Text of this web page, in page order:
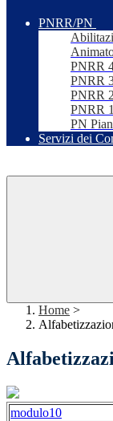
PNRR/PN
PNRR
PNRR
PNRR
PNRR
PN
Servizi dei
Home >
modulo10